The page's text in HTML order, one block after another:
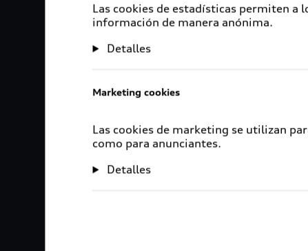
Las cookies de estadísticas permiten
información de manera anónima.
Detalles
Marketing cookies
Las cookies de marketing se utilizan
como para anunciantes.
Detalles